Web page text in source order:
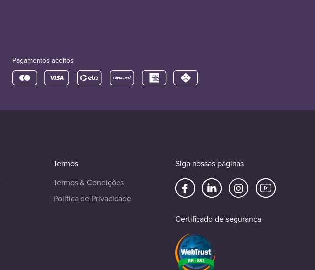
Pagamentos aceitos
Termos
Termos & Condições
Política de Privacidade
Siga nossas páginas
Certificado de segurança